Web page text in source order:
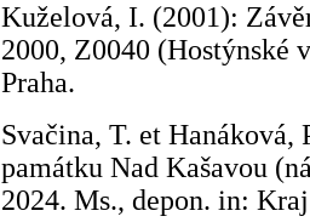
Kuželová, I. (2001):
2000, Z0040 (Hostýnské
Praha.
Svačina, T. et Hanáková,
památku Nad Kašavou
2024. Ms., depon. in: